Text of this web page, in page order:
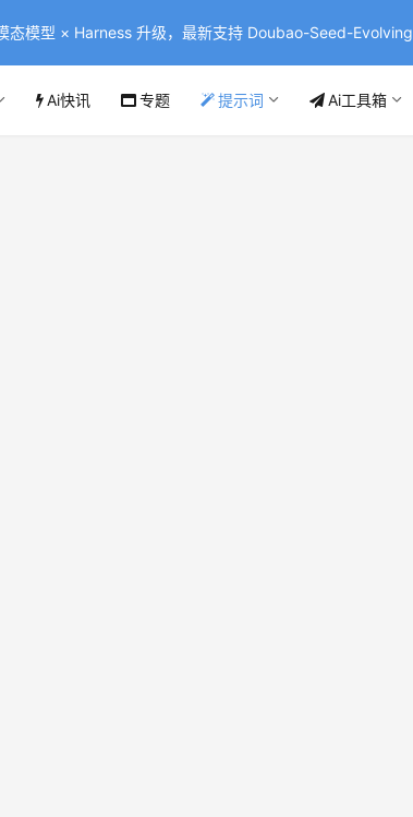
态模型 × Harness 升级，最新支持 Doubao-Seed-
Ai快讯 专题 提示词 Ai工具箱